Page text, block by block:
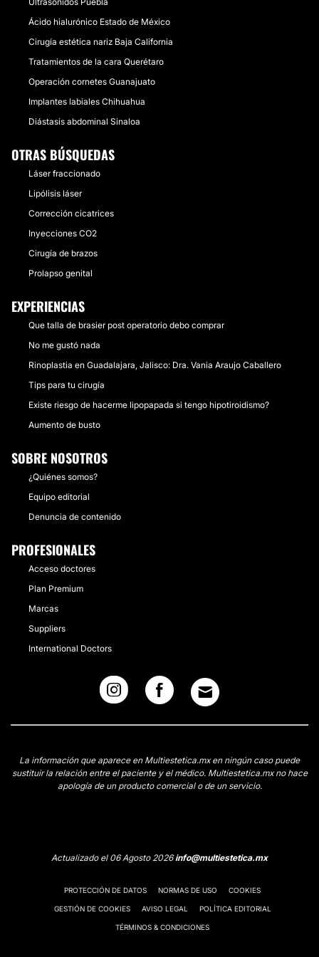
CONTACTAR
PEELING
Actualmente, existe varios peelings que indoloros y
pueden realizar semanalmente llegando a la
profundidad de peelings superficiales y medios sin la
También Contamos con Peelings para el tratamiento
de hiperpigmentaciones faciales, corporales e intimas,
Desde: $ 1,000
CONTACTAR
MESOTERAPIA
de condiciones específicas como manchas, alopecia,
arrugas y que por medio de una buena técnica y
resultados en tan solo 1 mes de tratamiento.
Desde: $ 1,500hasta
CONTACTAR
HIPERHIDROSIS
Estás cansado de que ningún antitranspirante te
funcione o la incomodidad de la sudoración excesiva
en manos y palmas que pueden desencadenar mal
olor. Tras la aplicación selectiva de sitios específicos
meses y el mal olor. 1.- toxina botulínica 2.- Láser.
Desde:$ 3,000
Ácido hialurónico Estado de México
Cirugía estética nariz Baja California
Tratamientos de la cara Querétaro
Operación cornetes Guanajuato
Implantes labiales Chihuahua
Diástasis abdominal Sinaloa
OTRAS BÚSQUEDAS
Láser fraccionado
Lipólisis láser
Corrección cicatrices
Inyecciones CO2
Cirugía de brazos
Prolapso genital
EXPERIENCIAS
Que talla de brasier post operatorio debo comprar
No me gustó nada
Rinoplastia en Guadalajara, Jalisco: Dra. Vania Araujo Caballero
Tips para tu cirugía
Existe riesgo de hacerme lipopapada si tengo hipotiroidismo?
Aumento de busto
SOBRE NOSOTROS
¿Quiénes somos?
Equipo editorial
Denuncia de contenido
PROFESIONALES
Acceso doctores
Plan Premium
Marcas
Suppliers
International Doctors
La información que aparece en Multiestetica.mx en ningún caso puede
sustituir la relación entre el paciente y el médico. Multiestetica.mx no hace
apología de un producto comercial o de un servicio.
Actualizado el 06 Agosto 2026info@multiestetica.mx
PROTECCIÓN DE DATOS NORMAS DE USO COOKIES
GESTIÓN DE COOKIES AVISO LEGAL POLÍTICA EDITORIAL
TÉRMINOS & CONDICIONES